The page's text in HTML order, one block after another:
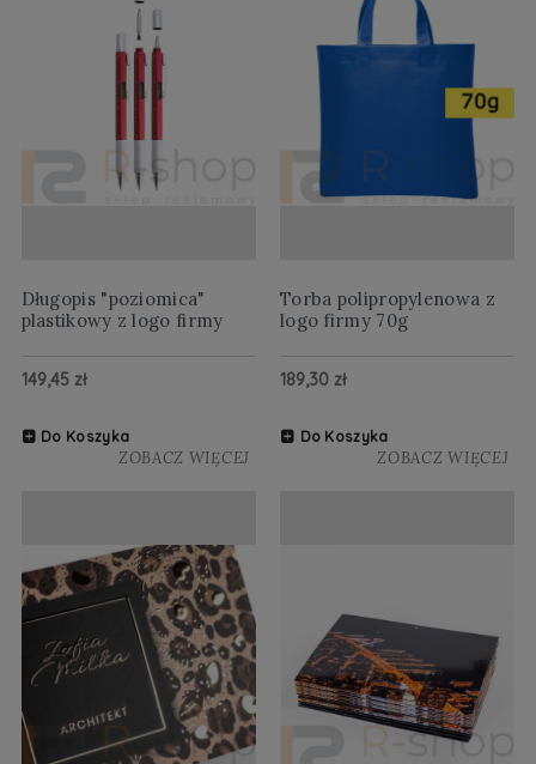
Długopis "poziomica"
plastikowy z logo firmy
149,45 zł
Do Koszyka
ZOBACZ WIĘCEJ
Torba polipropylenowa z
logo firmy 70g
189,30 zł
Do Koszyka
ZOBACZ WIĘCEJ